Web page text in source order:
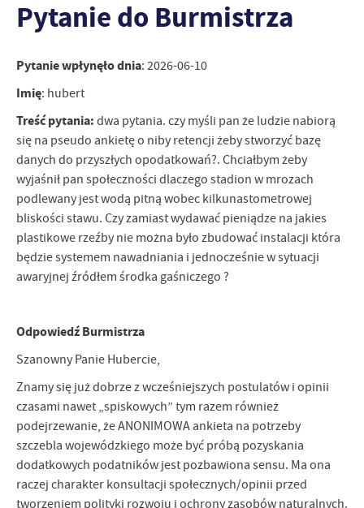
Pytanie do Burmistrza
Pytanie wpłynęło dnia: 2026-06-10
Imię: hubert
Treść pytania: dwa pytania. czy myśli pan że ludzie nabiorą
się na pseudo ankietę o niby retencji żeby stworzyć bazę
danych do przyszłych opodatkowań?. Chciałbym żeby
wyjaśnił pan społeczności dlaczego stadion w mrozach
podlewany jest wodą pitną wobec kilkunastometrowej
bliskości stawu. Czy zamiast wydawać pieniądze na jakies
plastikowe rzeźby nie można było zbudować instalacji która
będzie systemem nawadniania i jednocześnie w sytuacji
awaryjnej źródłem środka gaśniczego ?
Odpowiedź Burmistrza
Szanowny Panie Hubercie,
Znamy się już dobrze z wcześniejszych postulatów i opinii
czasami nawet „spiskowych” tym razem również
podejrzewanie, że ANONIMOWA ankieta na potrzeby
szczebla wojewódzkiego może być próbą pozyskania
dodatkowych podatników jest pozbawiona sensu. Ma ona
raczej charakter konsultacji społecznych/opinii przed
tworzeniem polityki rozwoju i ochrony zasobów naturalnych.
personalizację określonych funkcjonalności czy prezentowanych
treści.
korzystania z funkcjonalności naszej strony poprzez dopasowanie
funkcjonalne i personalizacyjne pliki cookies gwarantuje
dostępność większej ilości funkcji na stronie.
Analityczne pliki cookies pomagają nam rozwijać się i
dostosowywać do Twoich potrzeb.
Cookies analityczne pozwalają na uzyskanie informacji w zakresie
wykorzystywania witryny internetowej, miejsca oraz częstotliwości,
z jaką odwiedzane są nasze serwisy www. Dane pozwalają nam na
ocenę naszych serwisów internetowych pod względem ich
popularności wśród użytkowników. Zgromadzone informacje są
przetwarzane w formie zanonimizowanej. Wyrażenie zgody na
analityczne pliki cookies gwarantuje dostępność wszystkich
funkcjonalności.
Więcej
Reklamowe
Dzięki reklamowym plikom cookies prezentujemy Ci najciekawsze
informacje i aktualności na stronach naszych partnerów.
Promocyjne pliki cookies służą do prezentowania Ci naszych
promocyjne mogą pojawić się na stronach podmiotów trzecich lub
firm będących naszymi partnerami oraz innych dostawców usług.
treści w postaci wiadomości, ofert, komunikatów mediów
społecznościowych.